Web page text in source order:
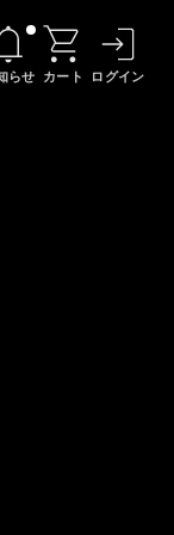
らせ カート ログイン